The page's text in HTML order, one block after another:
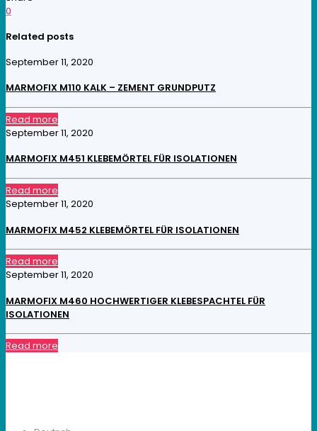
0
Related posts
September 11, 2020
MARMOFIX M110 KALK – ZEMENT GRUNDPUTZ
Read more
September 11, 2020
MARMOFIX M451 KLEBEMÖRTEL FÜR ISOLATIONEN
Read more
September 11, 2020
MARMOFIX M452 KLEBEMÖRTEL FÜR ISOLATIONEN
Read more
September 11, 2020
MARMOFIX M460 HOCHWERTIGER KLEBESPACHTEL FÜR
ISOLATIONEN
Read more